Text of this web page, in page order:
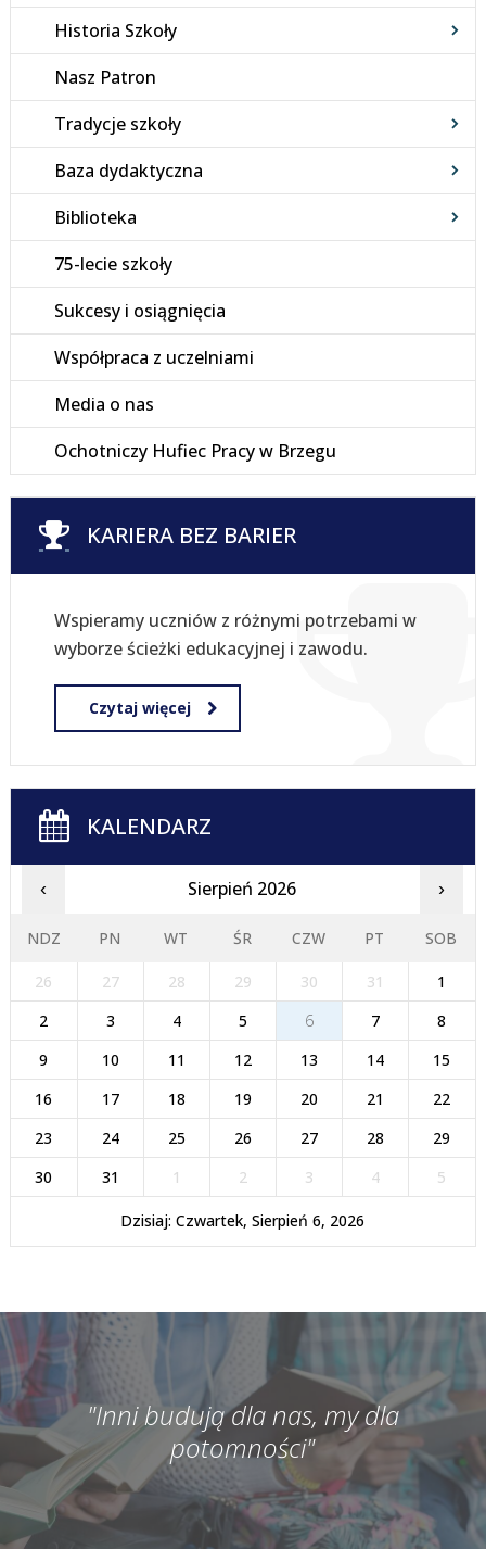
Historia Szkoły
Nasz Patron
Tradycje szkoły
Baza dydaktyczna
Biblioteka
75-lecie szkoły
Sukcesy i osiągnięcia
Współpraca z uczelniami
Media o nas
Ochotniczy Hufiec Pracy w Brzegu
KARIERA BEZ BARIER
Wspieramy uczniów z różnymi potrzebami w
wyborze ścieżki edukacyjnej i zawodu.
Czytaj więcej
KALENDARZ
‹ Sierpień 2026 ›
NDZ PN WT ŚR CZW PT SOB
26 27 28 29 30 31
1
2
3 4 5 6 7
8
9
10 11 12 13 14
15
16
17 18 19 20 21
22
23
24 25 26 27 28
29
30
31 1 2 3 4 5
Dzisiaj: Czwartek, Sierpień 6, 2026
"Inni budują dla nas, my dla
potomności"